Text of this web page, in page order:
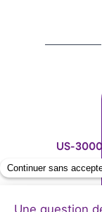
US-3000
Format